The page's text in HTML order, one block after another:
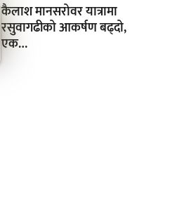
कैलाश मानसरोवर यात्रामा
रसुवागढीको आकर्षण बढ्दो,
एक…